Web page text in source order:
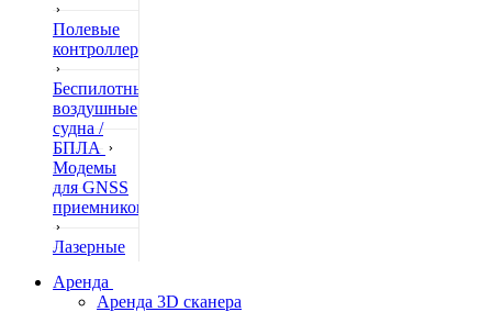
Полевые
контроллеры
Беспилотные
воздушные
судна /
БПЛА
Модемы
для GNSS
приемников
Лазерные
Нивелиры
Аренда
Аренда 3D сканера